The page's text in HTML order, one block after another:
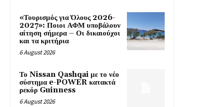
«Τουρισμός για Όλους 2026-
2027»: Ποιοι ΑΦΜ υποβάλουν
αίτηση σήμερα – Οι δικαιούχοι
και τα κριτήρια
6 August 2026
Το Nissan Qashqai με το νέο
σύστημα e-POWER κατακτά
ρεκόρ Guinness
6 August 2026